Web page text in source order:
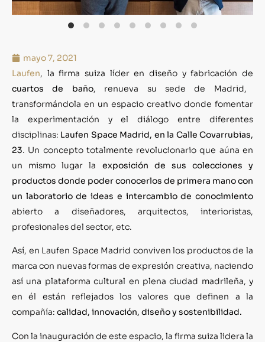
mayo 7, 2021
Laufen, la firma suiza líder en diseño y fabricación de
cuartos de baño, renueva su sede de Madrid,
transformándola en un espacio creativo donde fomentar
la experimentación y el diálogo entre diferentes
disciplinas: Laufen Space Madrid, en la Calle Covarrubias,
23. Un concepto totalmente revolucionario que aúna en
un mismo lugar la exposición de sus colecciones y
productos donde poder conocerlos de primera mano con
un laboratorio de ideas e intercambio de conocimiento
abierto a diseñadores, arquitectos, interioristas,
profesionales del sector, etc.
Así, en Laufen Space Madrid conviven los productos de la
marca con nuevas formas de expresión creativa, naciendo
así una plataforma cultural en plena ciudad madrileña, y
en él están reflejados los valores que definen a la
compañía: calidad, innovación, diseño y sostenibilidad.
Con la inauguración de este espacio, la firma suiza lidera la